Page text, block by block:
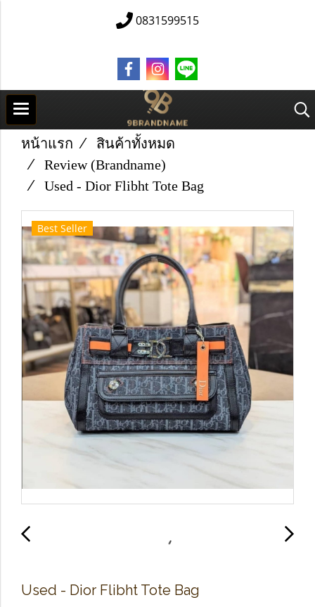
0831599515
หน้าแรก
สินค้าทั้งหมด
Review (Brandname)
Used -​ Dior Flibht Tote Bag
Best Seller
Used -​ Dior Flibht Tote Bag